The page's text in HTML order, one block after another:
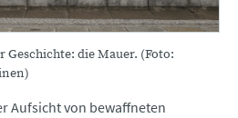
Geschichte: die Mauer. (Foto:
Aufsicht von bewaffneten